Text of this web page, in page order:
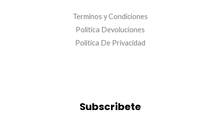
Terminos y Condiciones
Política Devoluciones
Politica De Privacidad
Subscribete